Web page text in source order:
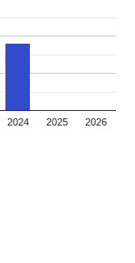
2024 2025 2026